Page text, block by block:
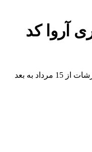
میلیمتری آروا کد
قابل توجه خریداران گرامی، تمامی سفارشات از 15 مرداد به بعد